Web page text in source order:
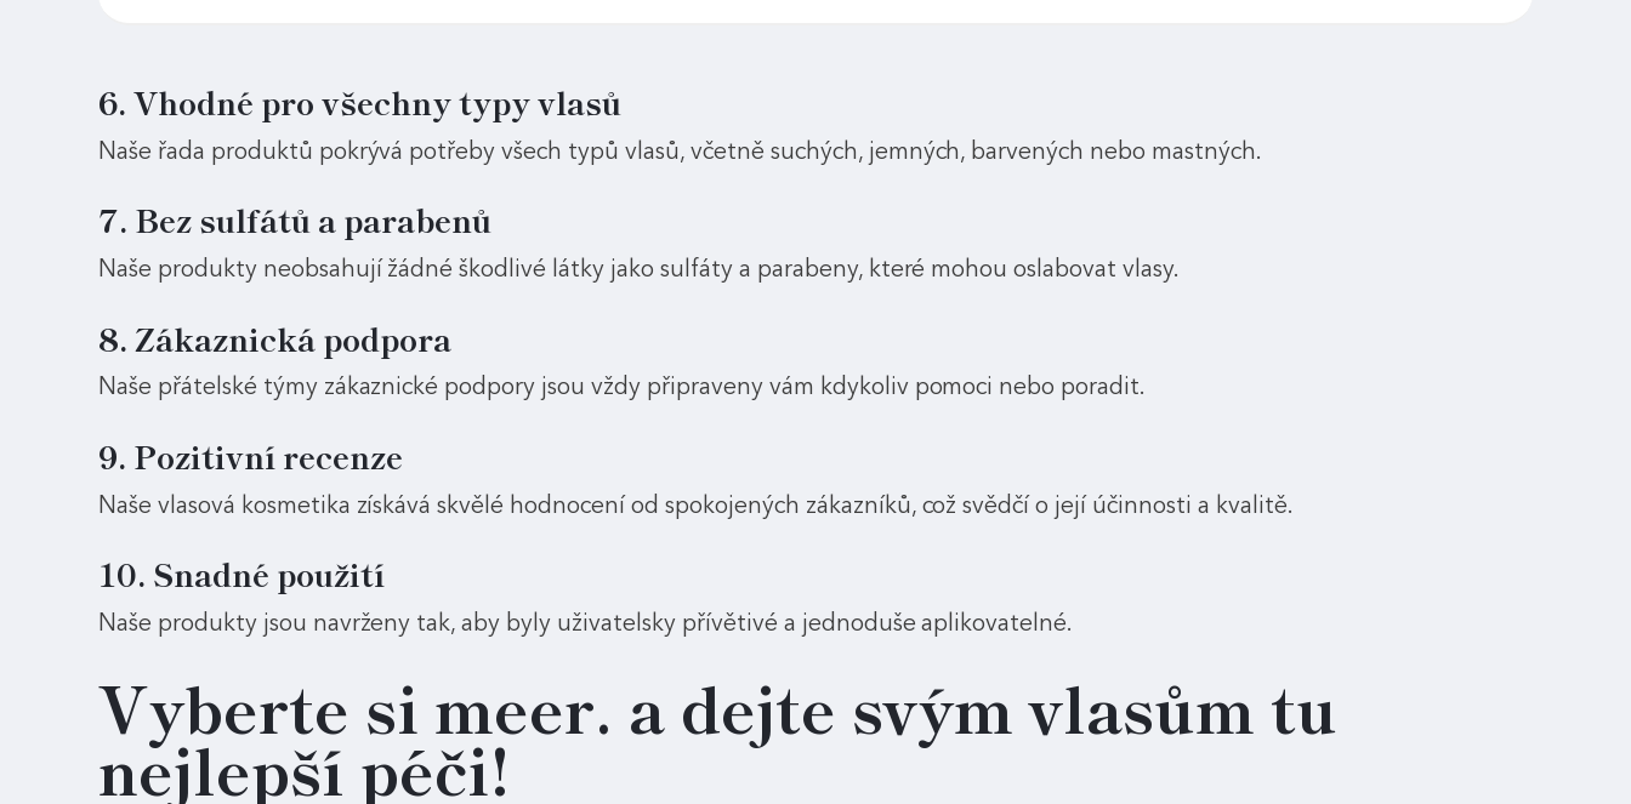
6. Vhodné pro všechny typy vlasů
Naše řada produktů pokrývá potřeby všech typů vlasů, včetně suchých, jemných, barvených nebo mastných.
7. Bez sulfátů a parabenů
Naše produkty neobsahují žádné škodlivé látky jako sulfáty a parabeny, které mohou oslabovat vlasy.
8. Zákaznická podpora
Naše přátelské týmy zákaznické podpory jsou vždy připraveny vám kdykoliv pomoci nebo poradit.
9. Pozitivní recenze
Naše vlasová kosmetika získává skvělé hodnocení od spokojených zákazníků, což svědčí o její účinnosti a kvalitě.
10. Snadné použití
Naše produkty jsou navrženy tak, aby byly uživatelsky přívětivé a jednoduše aplikovatelné.
Vyberte si meer. a dejte svým vlasům tu
nejlepší péči!